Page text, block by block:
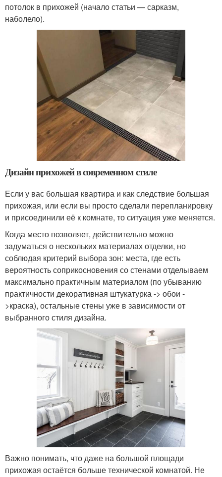
потолок в прихожей (начало статьи — сарказм,
наболело).
Дизайн прихожей в современном стиле
Если у вас большая квартира и как следствие большая
прихожая, или если вы просто сделали перепланировку
и присоединили её к комнате, то ситуация уже меняется.
Когда место позволяет, действительно можно
задуматься о нескольких материалах отделки, но
соблюдая критерий выбора зон: места, где есть
вероятность соприкосновения со стенами отделываем
максимально практичным материалом (по убыванию
практичности декоративная штукатурка -> обои -
>краска), остальные стены уже в зависимости от
выбранного стиля дизайна.
Важно понимать, что даже на большой площади
прихожая остаётся больше технической комнатой. Не